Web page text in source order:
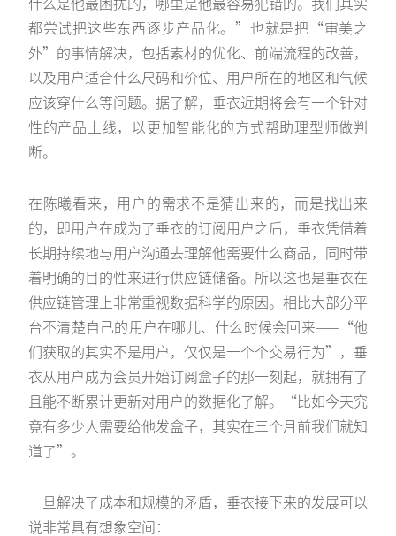
都尝试把这些东西逐步产品化。”也就是把“审美之
外”的事情解决，包括素材的优化、前端流程的改善，
以及用户适合什么尺码和价位、用户所在的地区和气候
应该穿什么等问题。据了解，垂衣近期将会有一个针对
性的产品上线，以更加智能化的方式帮助理型师做判
断。
在陈曦看来，用户的需求不是猜出来的，而是找出来
的，即用户在成为了垂衣的订阅用户之后，垂衣凭借着
长期持续地与用户沟通去理解他需要什么商品，同时带
着明确的目的性来进行供应链储备。所以这也是垂衣在
供应链管理上非常重视数据科学的原因。相比大部分平
台不清楚自己的用户在哪儿、什么时候会回来——“他
们获取的其实不是用户，仅仅是一个个交易行为”，垂
衣从用户成为会员开始订阅盒子的那一刻起，就拥有了
且能不断累计更新对用户的数据化了解。“比如今天究
竟有多少人需要给他发盒子，其实在三个月前我们就知
道了”。
一旦解决了成本和规模的矛盾，垂衣接下来的发展可以
说非常具有想象空间：